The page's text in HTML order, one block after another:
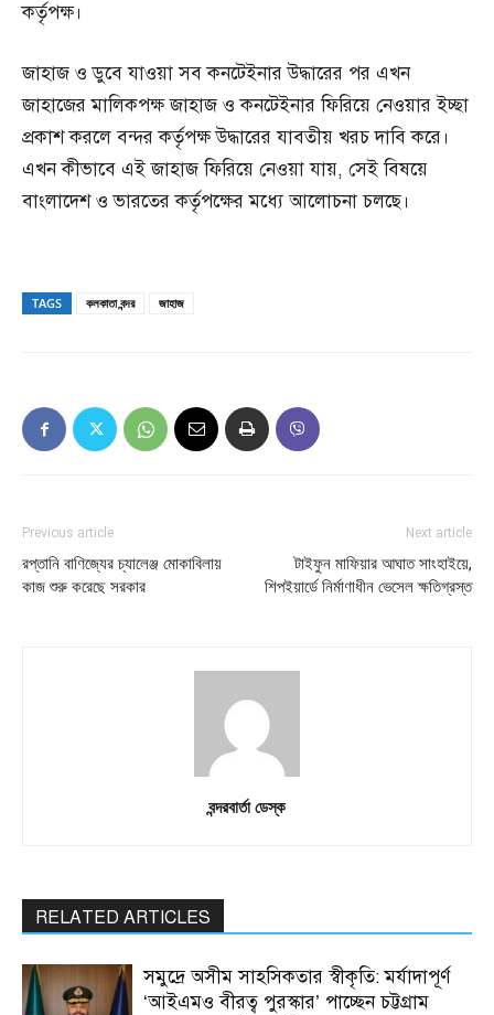
কর্তৃপক্ষ।
জাহাজ ও ডুবে যাওয়া সব কনটেইনার উদ্ধারের পর এখন
জাহাজের মালিকপক্ষ জাহাজ ও কনটেইনার ফিরিয়ে নেওয়ার ইচ্ছা
প্রকাশ করলে বন্দর কর্তৃপক্ষ উদ্ধারের যাবতীয় খরচ দাবি করে।
এখন কীভাবে এই জাহাজ ফিরিয়ে নেওয়া যায়, সেই বিষয়ে
বাংলাদেশ ও ভারতের কর্তৃপক্ষের মধ্যে আলোচনা চলছে।
TAGS কলকাতা বন্দর জাহাজ
Previous article
রপ্তানি বাণিজ্যের চ্যালেঞ্জ মোকাবিলায়
কাজ শুরু করেছে সরকার
Next article
টাইফুন মাফিয়ার আঘাত সাংহাইয়ে,
শিপইয়ার্ডে নির্মাণাধীন ভেসেল ক্ষতিগ্রস্ত
বন্দরবার্তা ডেস্ক
RELATED ARTICLES
সমুদ্রে অসীম সাহসিকতার স্বীকৃতি: মর্যাদাপূর্ণ
‘আইএমও বীরত্ব পুরস্কার’ পাচ্ছেন চট্টগ্রাম